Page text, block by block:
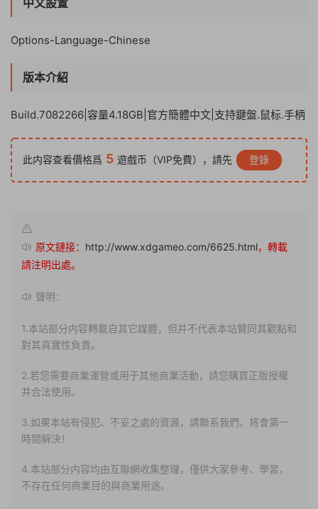
中文設置
Options-Language-Chinese
版本介紹
Build.7082266|容量4.18GB|官方簡體中文|支持鍵盤.鼠标.手柄
此内容查看價格爲 5 遊戲币（VIP免費），請先 登錄
原文鏈接： http://www.xdgameo.com/6625.html，轉載
請注明出處。
聲明：
1.本站部分内容轉載自其它媒體，但并不代表本站贊同其觀點和
對其真實性負責。
2.若您需要商業運營或用于其他商業活動，請您購買正版授權
并合法使用。
3.如果本站有侵犯、不妥之處的資源，請聯系我們。将會第一
時間解決！
4.本站部分内容均由互聯網收集整理，僅供大家參考、學習，
不存在任何商業目的與商業用途。